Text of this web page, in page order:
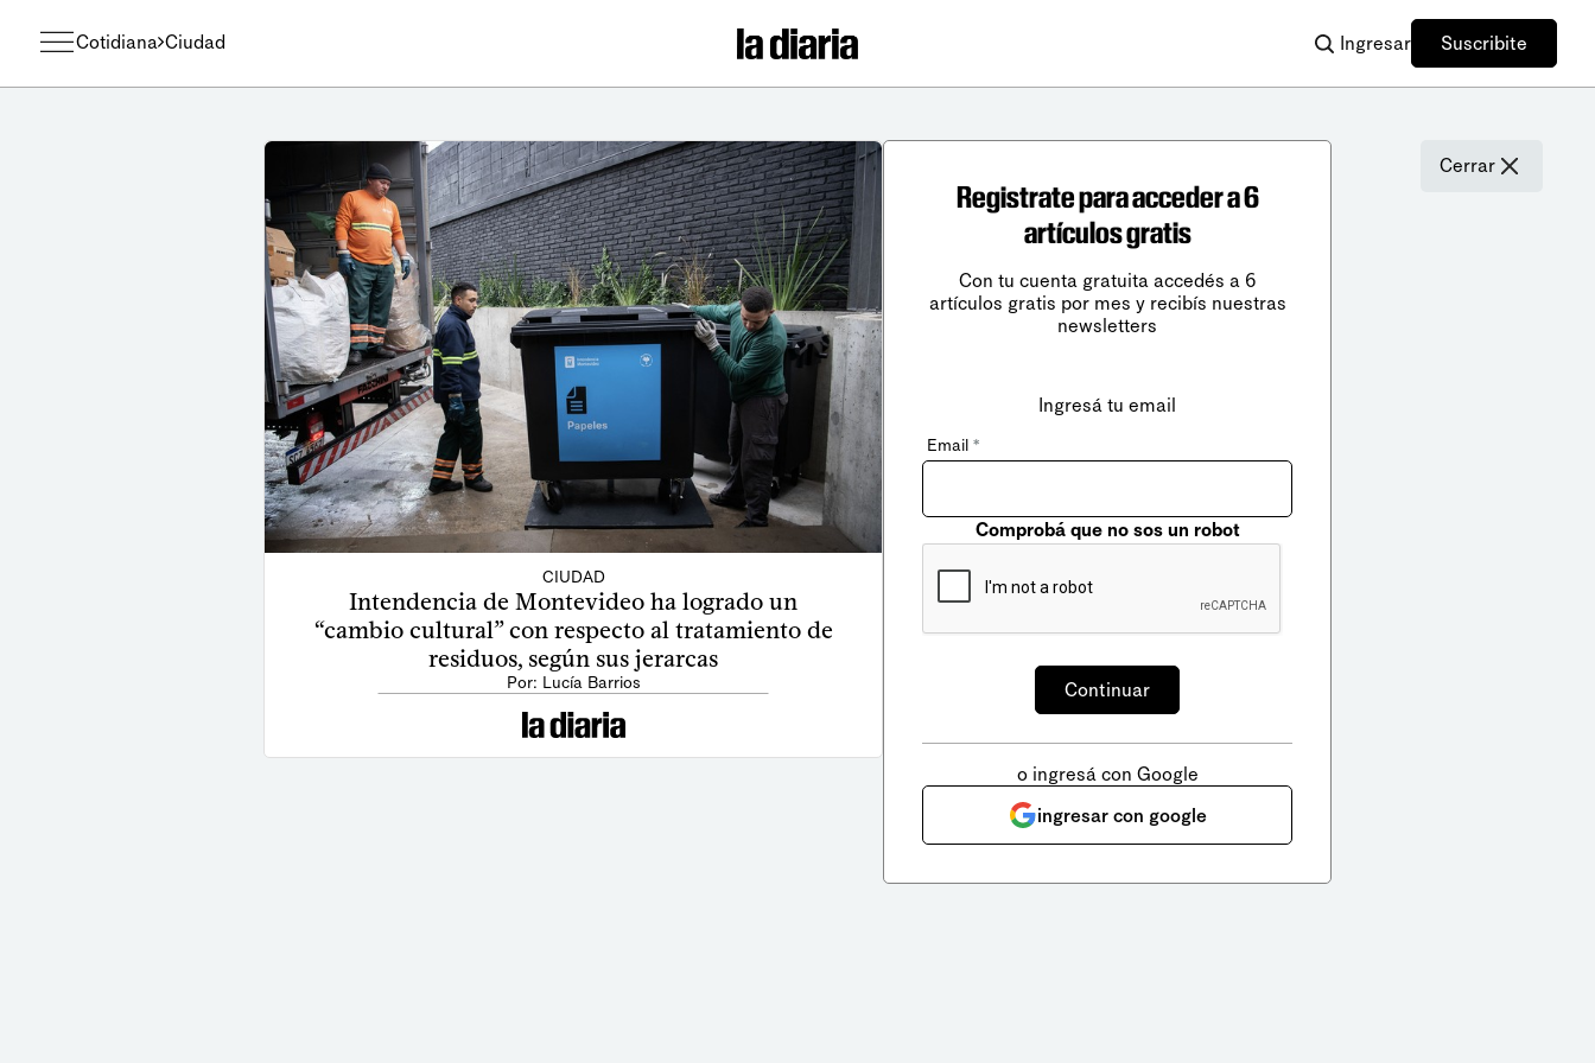
Cotidiana Ciudad Ingresar Suscribite
CIUDAD
Intendencia de Montevideo ha logrado un
“cambio cultural” con respecto al tratamiento de
residuos, según sus jerarcas
Por: Lucía Barrios
Cerrar
Registrate para acceder a 6
artículos gratis
Con tu cuenta gratuita accedés a 6
artículos gratis por mes y recibís nuestras
newsletters
Ingresá tu email
Email *
Comprobá que no sos un robot
o ingresá con Google
ingresar con google